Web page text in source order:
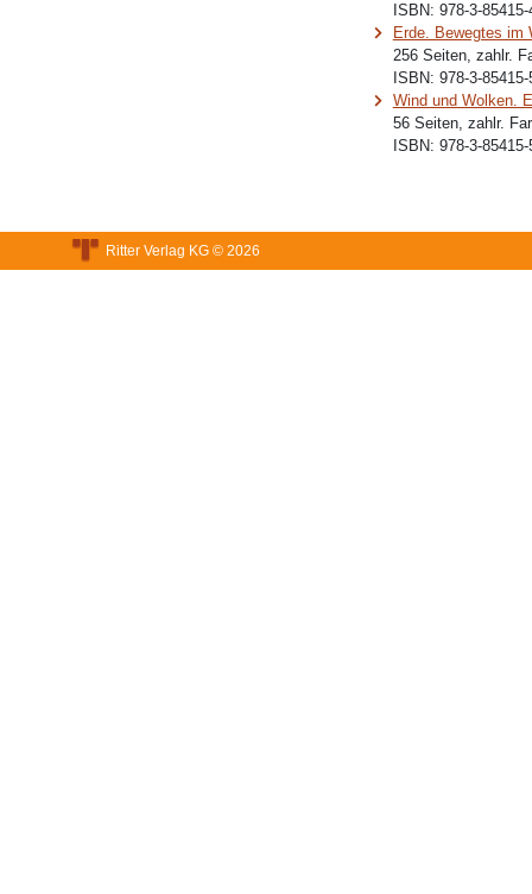
ISBN: 978-3-85415-
Erde. Bewegtes im
256 Seiten, zahlr.
ISBN: 978-3-85415-
Wind und Wolken.
56 Seiten, zahlr.
ISBN: 978-3-85415-
Ritter Verlag KG © 2026